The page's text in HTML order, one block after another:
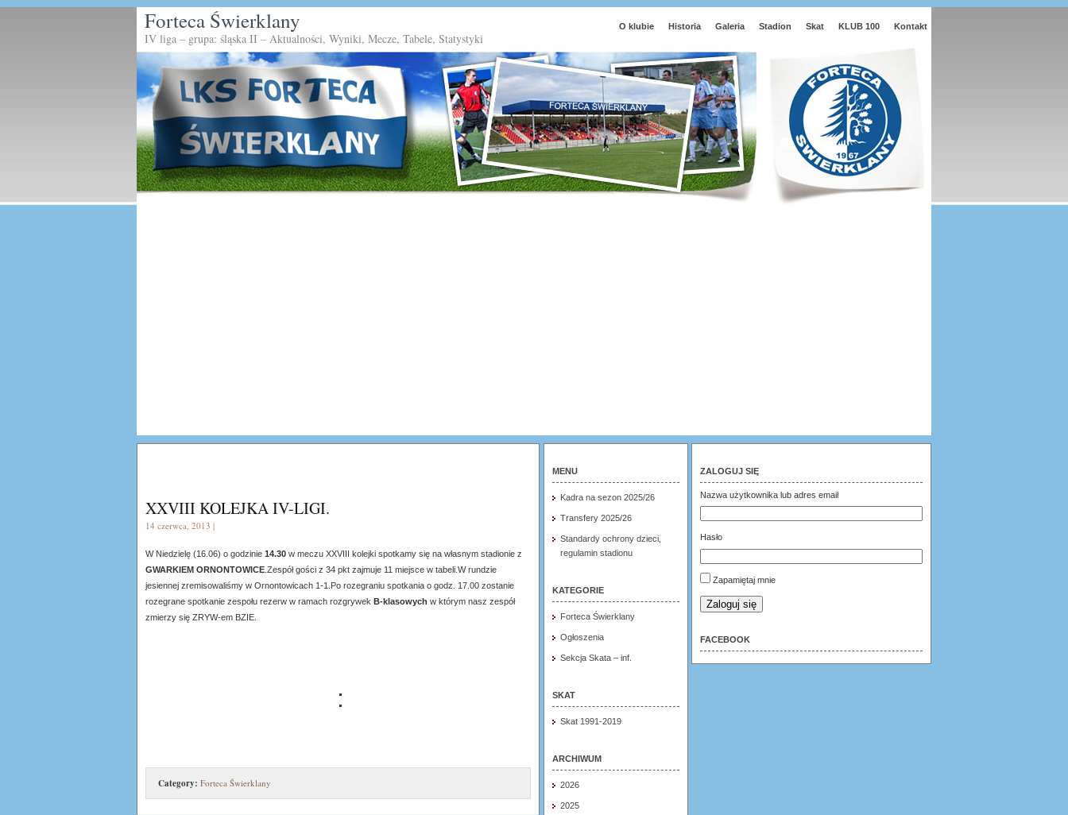
O klubie Historia Galeria Stadion Skat KLUB 100 Kontakt
Forteca Świerklany
IV liga – grupa: śląska II – Aktualności, Wyniki, Mecze, Tabele, Statystyki
XXVIII KOLEJKA IV-LIGI.
14 czerwca, 2013 |
W Niedzielę (16.06) o godzinie 14.30 w meczu XXVIII kolejki spotkamy się na własnym stadionie z
GWARKIEM ORNONTOWICE .Zespół gości z 34 pkt zajmuje 11 miejsce w tabeli.W rundzie
jesiennej zremisowaliśmy w Ornontowicach 1-1.Po rozegraniu spotkania o godz. 17.00 zostanie
rozegrane spotkanie zespołu rezerw w ramach rozgrywek B-klasowych w którym nasz zespół
zmierzy się ZRYW-em BZIE.
:
Category: Forteca Świerklany
MENU
Kadra na sezon 2025/26
Transfery 2025/26
Standardy ochrony dzieci,
regulamin stadionu
KATEGORIE
Forteca Świerklany
Ogłoszenia
Sekcja Skata – inf.
SKAT
Skat 1991-2019
ARCHIWUM
2026
2025
ZALOGUJ SIĘ
Nazwa użytkownika lub adres email
Hasło
Zapamiętaj mnie
Zaloguj się
FACEBOOK